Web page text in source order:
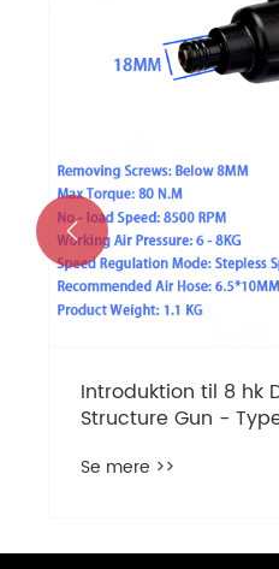
Introduktion til 8 hk
Structure Gun -
Se mere >>
